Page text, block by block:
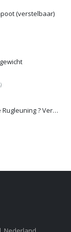
(verstelbaar)
)
Douchestoel met Afneembare Rugleuning ? Verstelbaar Douchekrukje ? Grijs